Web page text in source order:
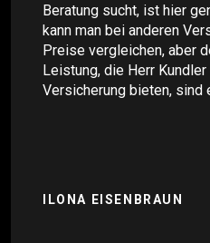
Beratung sucht, ist hier
kann man bei anderen
Preise vergleichen, aber
Leistung, die Herr
Versicherung bieten, sind
ILONA EISENBRAUN